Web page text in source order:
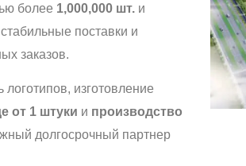
более 1,000,000 шт. и
поставки и
заказов.
изготовление
от 1 штуки и производство
долгосрочный партнер